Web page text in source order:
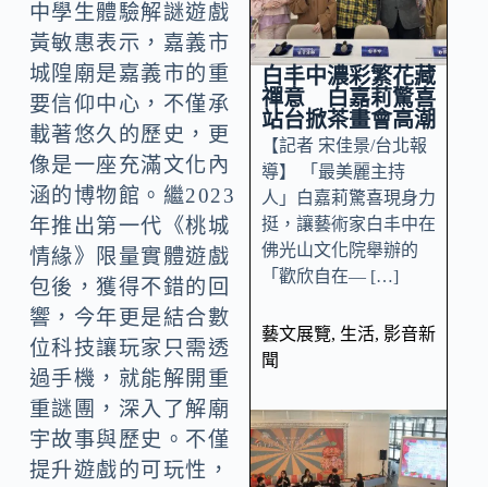
中學生體驗解謎遊戲
黃敏惠表示，嘉義市
城隍廟是嘉義市的重
要信仰中心，不僅承
載著悠久的歷史，更
像是一座充滿文化內
涵的博物館。繼2023
年推出第一代《桃城
情緣》限量實體遊戲
包後，獲得不錯的回
響，今年更是結合數
位科技讓玩家只需透
過手機，就能解開重
重謎團，深入了解廟
宇故事與歷史。不僅
提升遊戲的可玩性，
白丰中濃彩繁花藏
禪意 白嘉莉驚喜
站台掀茶畫會高潮
【記者 宋佳景/台北報
導】 「最美麗主持
人」白嘉莉驚喜現身力
挺，讓藝術家白丰中在
佛光山文化院舉辦的
「歡欣自在— […]
藝文展覽, 生活, 影音新
聞